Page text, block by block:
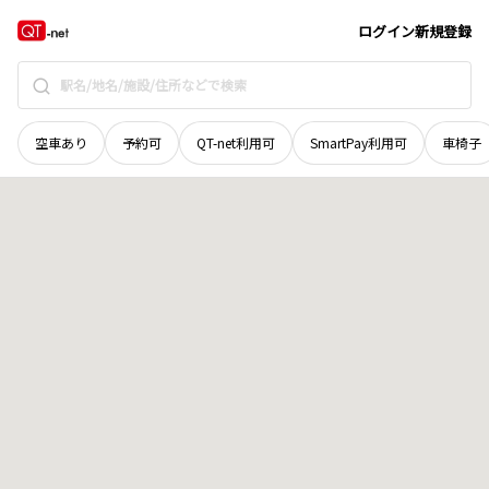
ログイン新規登録
空車あり 予約可 QT-net利用可 SmartPay利用可 車椅子
北海道